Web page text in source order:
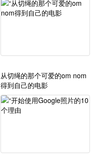
从切绳的那个可爱的om nom
得到自己的电影